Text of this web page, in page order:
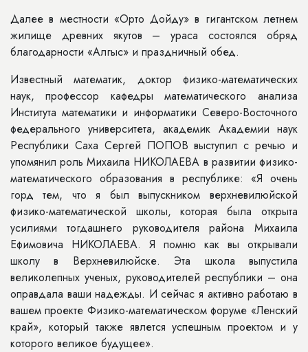
Далее в местности «Орто Дойду» в гигантском летнем
жилище древних якутов – ураса состоялся обряд
благодарности «Алгыс» и праздничный обед.
Известный математик, доктор физико-математических
наук, профессор кафедры математического анализа
Института математики и информатики Северо-Восточного
федерального университета, академик Академии наук
Республики Саха Сергей ПОПОВ выступил с речью и
упомянил роль Михаила НИКОЛАЕВА в развитии физико-
математического образования в республике: «Я очень
горд тем, что я был выпускником верхневилюйской
физико-математической школы, которая была открыта
усилиями тогдашнего руководителя района Михаила
Ефимовича НИКОЛАЕВА. Я помню как вы открывали
школу в Верхневилюйске. Эта школа выпустила
великолепных ученых, руководителей республики – она
оправдала ваши надежды. И сейчас я активно работаю в
вашем проекте Физико-математическом форуме «Ленский
край», который также явлется успешным проектом и у
которого великое будущее».